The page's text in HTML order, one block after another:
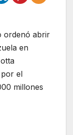
ordenó abrir
en
el
millones